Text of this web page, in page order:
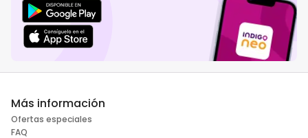
Más información
Ofertas especiales
FAQ